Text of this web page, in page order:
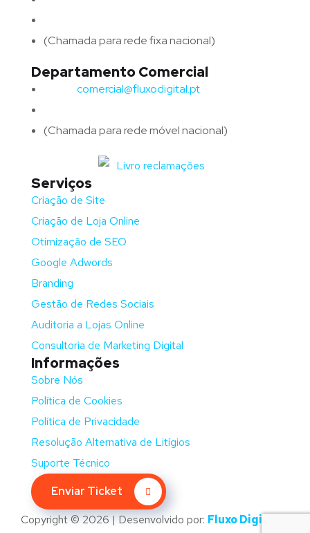
(Chamada para rede fixa nacional)
Departamento Comercial
comercial@fluxodigital.pt
(Chamada para rede móvel nacional)
Serviços
Criação de Site
Criação de Loja Online
Otimização de SEO
Google Adwords
Branding
Gestão de Redes Sociais
Auditoria a Lojas Online
Consultoria de Marketing Digital
Informações
Sobre Nós
Política de Cookies
Política de Privacidade
Resolução Alternativa de Litígios
Suporte Técnico
Enviar Ticket
Copyright © 2026 | Desenvolvido por: Fluxo Digital –